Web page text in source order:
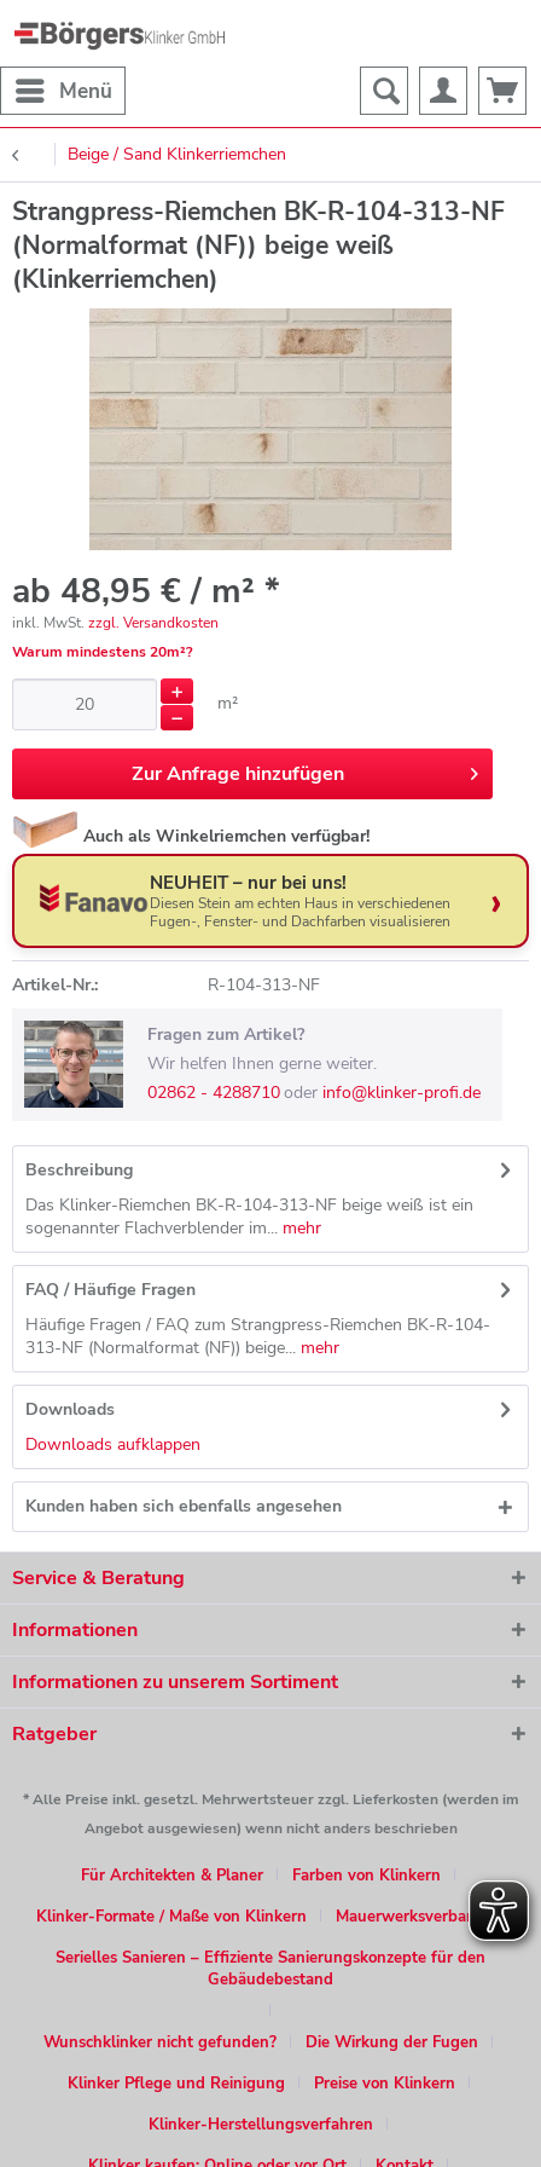
Menü
Beige / Sand Klinkerriemchen
Strangpress-Riemchen BK-R-104-313-NF
(Normalformat (NF)) beige weiß
(Klinkerriemchen)
ab 48,95 € / m² *
inkl. MwSt. zzgl. Versandkosten
Warum mindestens 20m²?
m²
ZurAnfrage hinzufügen
Auch als Winkelriemchen verfügbar!
NEUHEIT – nur bei uns!
Diesen Stein am echten Haus in verschiedenen
Fugen-, Fenster- und Dachfarben visualisieren
Artikel-Nr.: R-104-313-NF
Fragen zum Artikel?
Wir helfen Ihnen gerne weiter.
02862 - 4288710oder info@klinker-profi.de
Beschreibung
Das Klinker-Riemchen BK-R-104-313-NF beige weiß ist ein
sogenannter Flachverblender im... mehr
FAQ / Häufige Fragen
Häufige Fragen / FAQ zum Strangpress-Riemchen BK-R-104-
313-NF (Normalformat (NF)) beige... mehr
Downloads
Downloads aufklappen
Kunden haben sich ebenfalls angesehen
Service & Beratung
Informationen
Informationen zu unserem Sortiment
Ratgeber
* Alle Preise inkl. gesetzl. Mehrwertsteuer zzgl. Lieferkosten (werden im
Angebot ausgewiesen) wenn nicht anders beschrieben
Für Architekten & Planer
Farben von Klinkern
Klinker-Formate / Maße von Klinkern
Mauerwerksverband
Serielles Sanieren – Effiziente Sanierungskonzepte für den
Gebäudebestand
Wunschklinker nicht gefunden?
Die Wirkung der Fugen
Klinker Pflege und Reinigung
Preise von Klinkern
Klinker-Herstellungsverfahren